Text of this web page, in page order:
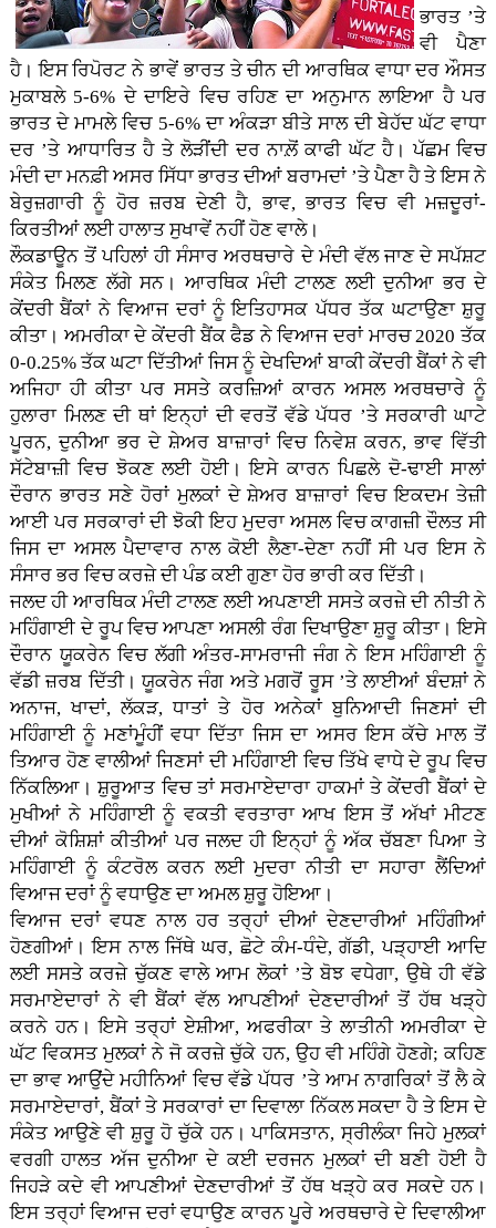
ਭਾਰਤ ’ਤੇ
ਵੀ ਪੈਣਾ
ਹੈ। ਇਸ ਰਿਪੋਰਟ ਨੇ ਭਾਵੇਂ ਭਾਰਤ ਤੇ ਚੀਨ ਦੀ ਆਰਥਿਕ ਵਾਧਾ ਦਰ ਔਸਤ
ਮੁਕਾਬਲੇ 5-6% ਦੇ ਦਾਇਰੇ ਵਿਚ ਰਹਿਣ ਦਾ ਅਨੁਮਾਨ ਲਾਇਆ ਹੈ ਪਰ
ਭਾਰਤ ਦੇ ਮਾਮਲੇ ਵਿਚ 5-6% ਦਾ ਅੰਕੜਾ ਬੀਤੇ ਸਾਲ ਦੀ ਬੇਹੱਦ ਘੱਟ ਵਾਧਾ
ਦਰ ’ਤੇ ਆਧਾਰਿਤ ਹੈ ਤੇ ਲੋੜੀਂਦੀ ਦਰ ਨਾਲ਼ੋਂ ਕਾਫੀ ਘੱਟ ਹੈ। ਪੱਛਮ ਵਿਚ
ਮੰਦੀ ਦਾ ਮਨਫ਼ੀ ਅਸਰ ਸਿੱਧਾ ਭਾਰਤ ਦੀਆਂ ਬਰਾਮਦਾਂ ’ਤੇ ਪੈਣਾ ਹੈ ਤੇ ਇਸ ਨੇ
ਬੇਰੁਜ਼ਗਾਰੀ ਨੂੰ ਹੋਰ ਜ਼ਰਬ ਦੇਣੀ ਹੈ, ਭਾਵ, ਭਾਰਤ ਵਿਚ ਵੀ ਮਜ਼ਦੂਰਾਂ-
ਕਿਰਤੀਆਂ ਲਈ ਹਾਲਾਤ ਸੁਖਾਵੇਂ ਨਹੀਂ ਹੋਣ ਵਾਲੇ।
ਲੌਕਡਾਊਨ ਤੋਂ ਪਹਿਲਾਂ ਹੀ ਸੰਸਾਰ ਅਰਥਚਾਰੇ ਦੇ ਮੰਦੀ ਵੱਲ ਜਾਣ ਦੇ ਸਪੱਸ਼ਟ
ਸੰਕੇਤ ਮਿਲਣ ਲੱਗੇ ਸਨ। ਆਰਥਿਕ ਮੰਦੀ ਟਾਲਣ ਲਈ ਦੁਨੀਆ ਭਰ ਦੇ
ਕੇਂਦਰੀ ਬੈਂਕਾਂ ਨੇ ਵਿਆਜ ਦਰਾਂ ਨੂੰ ਇਤਿਹਾਸਕ ਪੱਧਰ ਤੱਕ ਘਟਾਉਣਾ ਸ਼ੁਰੂ
ਕੀਤਾ। ਅਮਰੀਕਾ ਦੇ ਕੇਂਦਰੀ ਬੈਂਕ ਫੈਡ ਨੇ ਵਿਆਜ ਦਰਾਂ ਮਾਰਚ 2020 ਤੱਕ
0-0.25% ਤੱਕ ਘਟਾ ਦਿੱਤੀਆਂ ਜਿਸ ਨੂੰ ਦੇਖਦਿਆਂ ਬਾਕੀ ਕੇਂਦਰੀ ਬੈਂਕਾਂ ਨੇ ਵੀ
ਅਜਿਹਾ ਹੀ ਕੀਤਾ ਪਰ ਸਸਤੇ ਕਰਜ਼ਿਆਂ ਕਾਰਨ ਅਸਲ ਅਰਥਚਾਰੇ ਨੂੰ
ਹੁਲਾਰਾ ਮਿਲਣ ਦੀ ਥਾਂ ਇਨ੍ਹਾਂ ਦੀ ਵਰਤੋਂ ਵੱਡੇ ਪੱਧਰ ’ਤੇ ਸਰਕਾਰੀ ਘਾਟੇ
ਪੂਰਨ, ਦੁਨੀਆ ਭਰ ਦੇ ਸ਼ੇਅਰ ਬਾਜ਼ਾਰਾਂ ਵਿਚ ਨਿਵੇਸ਼ ਕਰਨ, ਭਾਵ ਵਿੱਤੀ
ਸੱਟੇਬਾਜ਼ੀ ਵਿਚ ਝੋਕਣ ਲਈ ਹੋਈ। ਇਸੇ ਕਾਰਨ ਪਿਛਲੇ ਦੋ-ਢਾਈ ਸਾਲਾਂ
ਦੌਰਾਨ ਭਾਰਤ ਸਣੇ ਹੋਰਾਂ ਮੁਲਕਾਂ ਦੇ ਸ਼ੇਅਰ ਬਾਜ਼ਾਰਾਂ ਵਿਚ ਇਕਦਮ ਤੇਜ਼ੀ
ਆਈ ਪਰ ਸਰਕਾਰਾਂ ਦੀ ਝੋਕੀ ਇਹ ਮੁਦਰਾ ਅਸਲ ਵਿਚ ਕਾਗਜ਼ੀ ਦੌਲਤ ਸੀ
ਜਿਸ ਦਾ ਅਸਲ ਪੈਦਾਵਾਰ ਨਾਲ ਕੋਈ ਲੈਣਾ-ਦੇਣਾ ਨਹੀਂ ਸੀ ਪਰ ਇਸ ਨੇ
ਸੰਸਾਰ ਭਰ ਵਿਚ ਕਰਜ਼ੇ ਦੀ ਪੰਡ ਕਈ ਗੁਣਾ ਹੋਰ ਭਾਰੀ ਕਰ ਦਿੱਤੀ।
ਜਲਦ ਹੀ ਆਰਥਿਕ ਮੰਦੀ ਟਾਲਣ ਲਈ ਅਪਣਾਈ ਸਸਤੇ ਕਰਜ਼ੇ ਦੀ ਨੀਤੀ ਨੇ
ਮਹਿੰਗਾਈ ਦੇ ਰੂਪ ਵਿਚ ਆਪਣਾ ਅਸਲੀ ਰੰਗ ਦਿਖਾਉਣਾ ਸ਼ੁਰੂ ਕੀਤਾ। ਇਸੇ
ਦੌਰਾਨ ਯੂਕਰੇਨ ਵਿਚ ਲੱਗੀ ਅੰਤਰ-ਸਾਮਰਾਜੀ ਜੰਗ ਨੇ ਇਸ ਮਹਿੰਗਾਈ ਨੂੰ
ਵੱਡੀ ਜ਼ਰਬ ਦਿੱਤੀ। ਯੂਕਰੇਨ ਜੰਗ ਅਤੇ ਮਗਰੋਂ ਰੂਸ ’ਤੇ ਲਾਈਆਂ ਬੰਦਸ਼ਾਂ ਨੇ
ਅਨਾਜ, ਖਾਦਾਂ, ਲੱਕੜ, ਧਾਤਾਂ ਤੇ ਹੋਰ ਅਨੇਕਾਂ ਬੁਨਿਆਦੀ ਜਿਣਸਾਂ ਦੀ
ਮਹਿੰਗਾਈ ਨੂੰ ਮਣਾਂਮੂੰਹੀਂ ਵਧਾ ਦਿੱਤਾ ਜਿਸ ਦਾ ਅਸਰ ਇਸ ਕੱਚੇ ਮਾਲ ਤੋਂ
ਤਿਆਰ ਹੋਣ ਵਾਲੀਆਂ ਜਿਣਸਾਂ ਦੀ ਮਹਿੰਗਾਈ ਵਿਚ ਤਿੱਖੇ ਵਾਧੇ ਦੇ ਰੂਪ ਵਿਚ
ਨਿੱਕਲਿਆ। ਸ਼ੁਰੂਆਤ ਵਿਚ ਤਾਂ ਸਰਮਾਏਦਾਰਾ ਹਾਕਮਾਂ ਤੇ ਕੇਂਦਰੀ ਬੈਂਕਾਂ ਦੇ
ਮੁਖੀਆਂ ਨੇ ਮਹਿੰਗਾਈ ਨੂੰ ਵਕਤੀ ਵਰਤਾਰਾ ਆਖ ਇਸ ਤੋਂ ਅੱਖਾਂ ਮੀਟਣ
ਦੀਆਂ ਕੋਸ਼ਿਸ਼ਾਂ ਕੀਤੀਆਂ ਪਰ ਜਲਦ ਹੀ ਇਨ੍ਹਾਂ ਨੂੰ ਅੱਕ ਚੱਬਣਾ ਪਿਆ ਤੇ
ਮਹਿੰਗਾਈ ਨੂੰ ਕੰਟਰੋਲ ਕਰਨ ਲਈ ਮੁਦਰਾ ਨੀਤੀ ਦਾ ਸਹਾਰਾ ਲੈਂਦਿਆਂ
ਵਿਆਜ ਦਰਾਂ ਨੂੰ ਵਧਾਉਣ ਦਾ ਅਮਲ ਸ਼ੁਰੂ ਹੋਇਆ।
ਵਿਆਜ ਦਰਾਂ ਵਧਣ ਨਾਲ ਹਰ ਤਰ੍ਹਾਂ ਦੀਆਂ ਦੇਣਦਾਰੀਆਂ ਮਹਿੰਗੀਆਂ
ਹੋਣਗੀਆਂ। ਇਸ ਨਾਲ ਜਿੱਥੇ ਘਰ, ਛੋਟੇ ਕੰਮ-ਧੰਦੇ, ਗੱਡੀ, ਪੜ੍ਹਾਈ ਆਦਿ
ਲਈ ਸਸਤੇ ਕਰਜ਼ੇ ਚੁੱਕਣ ਵਾਲੇ ਆਮ ਲੋਕਾਂ ’ਤੇ ਬੋਝ ਵਧੇਗਾ, ਉਥੇ ਹੀ ਵੱਡੇ
ਸਰਮਾਏਦਾਰਾਂ ਨੇ ਵੀ ਬੈਂਕਾਂ ਵੱਲ ਆਪਣੀਆਂ ਦੇਣਦਾਰੀਆਂ ਤੋਂ ਹੱਥ ਖੜ੍ਹੇ
ਕਰਨੇ ਹਨ। ਇਸੇ ਤਰ੍ਹਾਂ ਏਸ਼ੀਆ, ਅਫਰੀਕਾ ਤੇ ਲਾਤੀਨੀ ਅਮਰੀਕਾ ਦੇ
ਘੱਟ ਵਿਕਸਤ ਮੁਲਕਾਂ ਨੇ ਜੋ ਕਰਜ਼ੇ ਚੁੱਕੇ ਹਨ, ਉਹ ਵੀ ਮਹਿੰਗੇ ਹੋਣਗੇ; ਕਹਿਣ
ਦਾ ਭਾਵ ਆਉਂਦੇ ਮਹੀਨਿਆਂ ਵਿਚ ਵੱਡੇ ਪੱਧਰ ’ਤੇ ਆਮ ਨਾਗਰਿਕਾਂ ਤੋਂ ਲੈ ਕੇ
ਸਰਮਾਏਦਾਰਾਂ, ਬੈਂਕਾਂ ਤੇ ਸਰਕਾਰਾਂ ਦਾ ਦਿਵਾਲਾ ਨਿੱਕਲ ਸਕਦਾ ਹੈ ਤੇ ਇਸ ਦੇ
ਸੰਕੇਤ ਆਉਣੇ ਵੀ ਸ਼ੁਰੂ ਹੋ ਚੁੱਕੇ ਹਨ। ਪਾਕਿਸਤਾਨ, ਸ੍ਰੀਲੰਕਾ ਜਿਹੇ ਮੁਲਕਾਂ
ਵਰਗੀ ਹਾਲਤ ਅੱਜ ਦੁਨੀਆ ਦੇ ਕਈ ਦਰਜਨ ਮੁਲਕਾਂ ਦੀ ਬਣੀ ਹੋਈ ਹੈ
ਜਿਹੜੇ ਕਦੇ ਵੀ ਆਪਣੀਆਂ ਦੇਣਦਾਰੀਆਂ ਤੋਂ ਹੱਥ ਖੜ੍ਹੇ ਕਰ ਸਕਦੇ ਹਨ।
ਇਸ ਤਰ੍ਹਾਂ ਵਿਆਜ ਦਰਾਂ ਵਧਾਉਣ ਕਾਰਨ ਪੂਰੇ ਅਰਥਚਾਰੇ ਦੇ ਦਿਵਾਲੀਆ